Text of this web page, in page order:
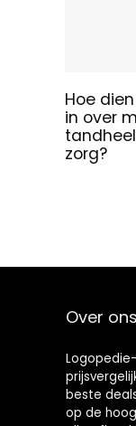
Hoe
in over
zorg?
Over ons
beste
op de